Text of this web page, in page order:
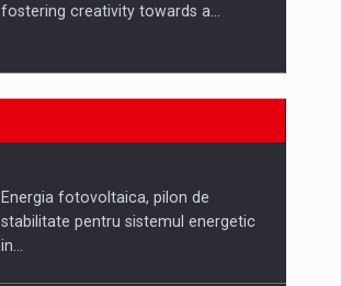
fostering creativity towards a…
CEO Conference - Shaping The
Webinar - Business Evolution-
RETHINK STRATEGY-Finantare
Energia fotovoltaica, pilon de
stabilitate pentru sistemul energetic
in…